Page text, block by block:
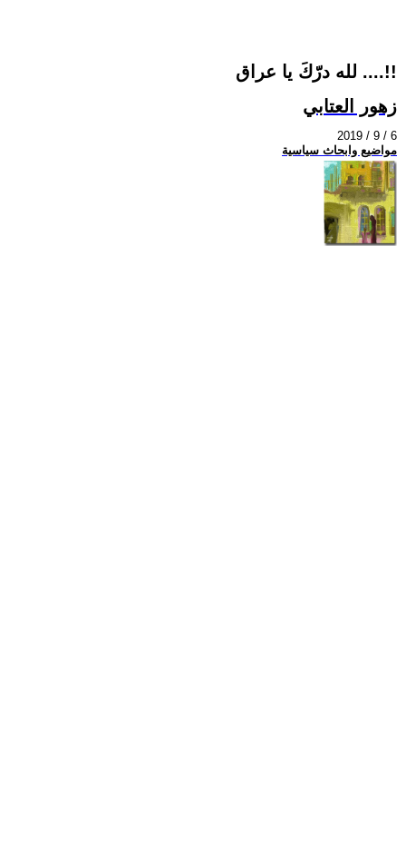
لله درّكَ يا عراق ....!!
زهور العتابي
2019 / 9 / 6
مواضيع وابحاث سياسية